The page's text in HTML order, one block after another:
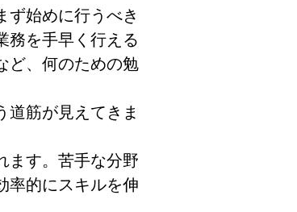
始めに行うべき
務を手早く行える
、何のための勉
筋が見えてきま
ます。苦手な分野
率的にスキルを伸